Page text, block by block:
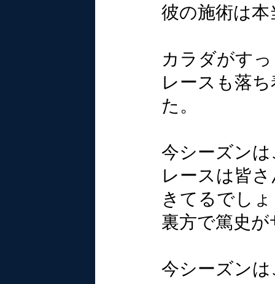
彼の施術は
カラダがす
レースも落
た。
今シーズン
レースは皆
きてるでし
裏方で篤史
今シーズン